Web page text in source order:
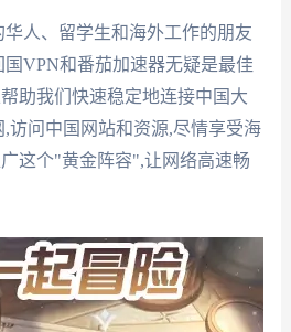
人、留学生和海外工作的朋友
VPN和番茄加速器无疑是最佳
助我们快速稳定地连接中国大
访问中国网站和资源,尽情享受海
这个"黄金阵容",让网络高速畅